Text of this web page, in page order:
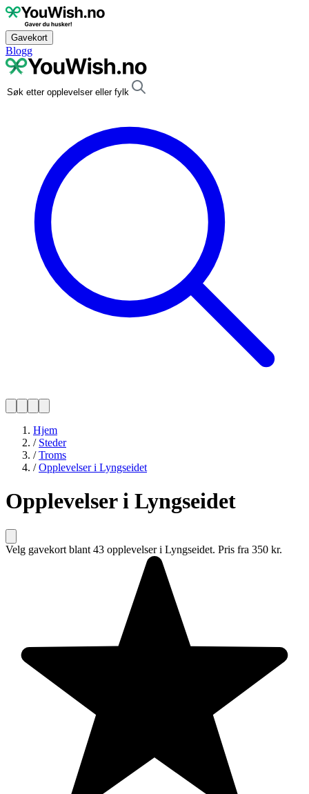
Gavekort
Blogg
Hjem
/ Steder
/Troms
/Opplevelser i Lyngseidet
Opplevelser i Lyngseidet
Velg gavekort blant 43 opplevelser i Lyngseidet. Pris fra 350 kr.